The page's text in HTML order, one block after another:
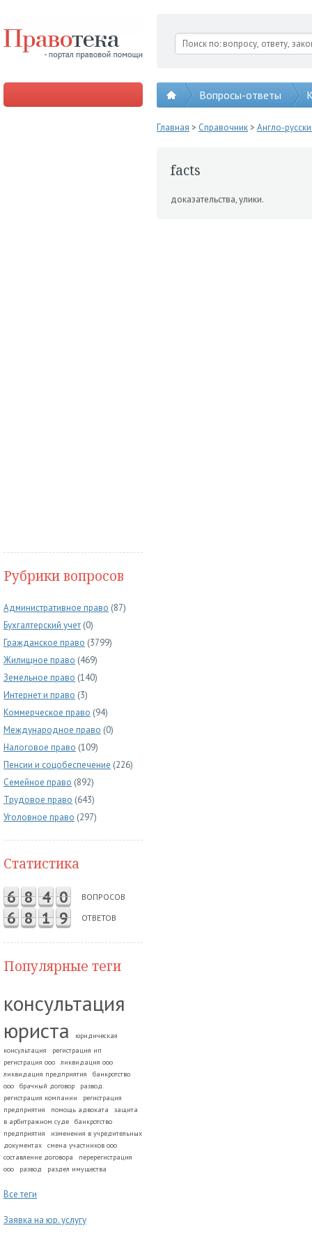
Вопросы-ответы
Рубрики вопросов
Административное право (87)
Бухгалтерский учет (0)
Гражданское право (3799)
Жилищное право (469)
Земельное право (140)
Интернет и право (3)
Коммерческое право (94)
Международное право (0)
Налоговое право (109)
Пенсии и соцобеспечение (226)
Семейное право (892)
Трудовое право (643)
Уголовное право (297)
Статистика
6 8 4 0 ВОПРОСОВ
6 8 1 9 ОТВЕТОВ
Популярные теги
консультация
юриста
юридическая
консультация
регистрация ип
регистрация ооо
ликвидация ооо
ликвидация предприятия
банкротство
ооо
брачный договор
развод.
регистрация компании
регистрация
предприятия
помощь адвоката
защита
в арбитражном суде
банкротство
предприятия
изменения в учредительных
документах
смена участников ооо
составление договора
перерегистрация
ооо
развод раздел имущества
Все теги
Заявка на юр. услугу
Главная > Справочник> Англо-
facts
доказательства, улики.